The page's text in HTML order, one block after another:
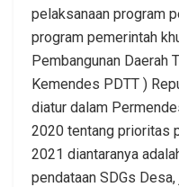
pelaksanaan program
program pemerintah
Pembangunan Daerah
Kemendes PDTT )
diatur dalam
2020 tentang prioritas
2021 diantaranya
pendataan SDGs Desa,